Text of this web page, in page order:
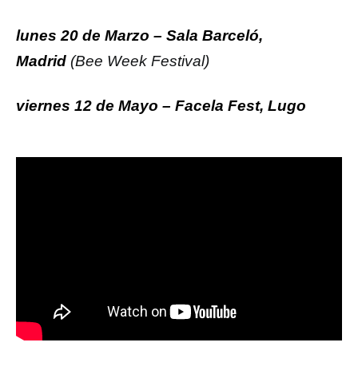
lunes 20 de Marzo – Sala Barceló,
Madrid (Bee Week Festival)
viernes 12 de Mayo – Facela Fest, Lugo